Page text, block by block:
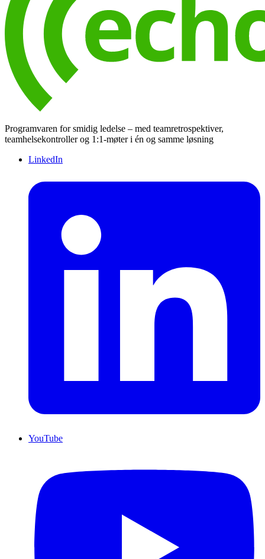
Programvaren for smidig ledelse – med teamretrospektiver,
teamhelsekontroller og 1:1-møter i én og samme løsning
LinkedIn
YouTube